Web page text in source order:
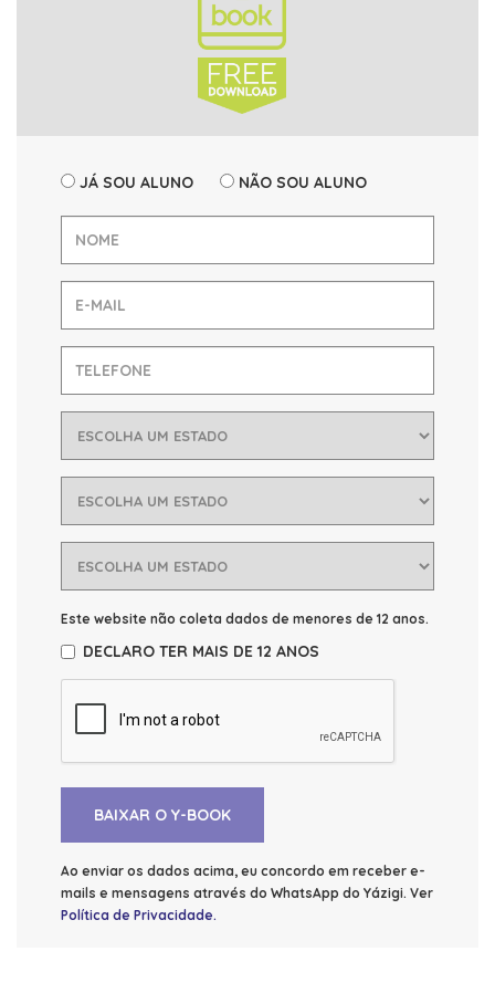
JÁ SOU ALUNO NÃO SOU ALUNO
Este website não coleta dados de menores de 12 anos.
DECLARO TER MAIS DE 12 ANOS
BAIXAR O Y-BOOK
Ao enviar os dados acima, eu concordo em receber e-
mails e mensagens através do WhatsApp do Yázigi. Ver
Política de Privacidade.